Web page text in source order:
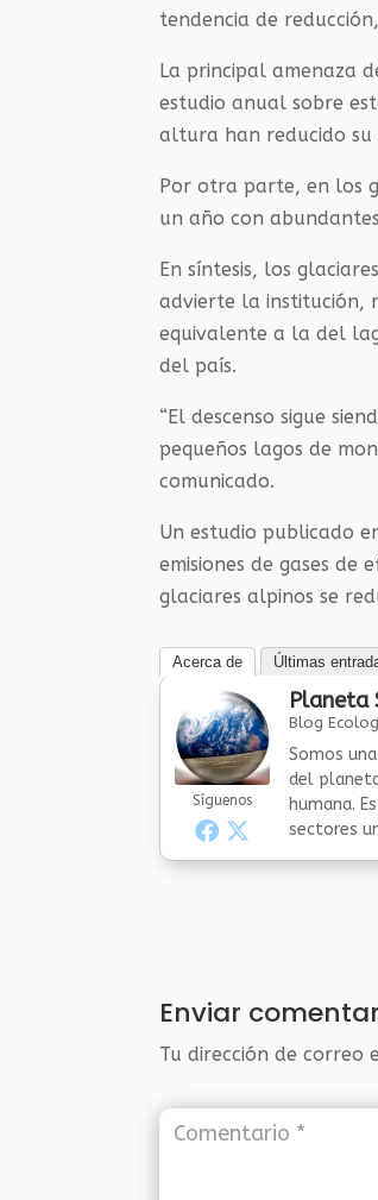
tendencia de
La principal amenaza
estudio anual sobre
altura han reducido su
Por otra parte, en los
un año con
En síntesis, los
advierte la institución,
equivalente a la del
del país.
“El descenso sigue
pequeños lagos de
comunicado.
Un estudio publicado
emisiones de gases
glaciares alpinos se
Acerca de Últimas
Síguenos
Planeta
Blog
Somos
del
humana.
sectores
Enviar
Tu dirección de correo